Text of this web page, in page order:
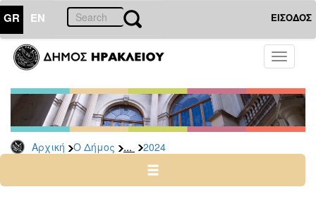
GR EN ΕΙΣΟΔΟΣ
Toggle
Αρχική Ο Δήμος ... 2024
ΔΗΜΟΣ
Δελτία
Τύπου
Αρχείο
2026
2024